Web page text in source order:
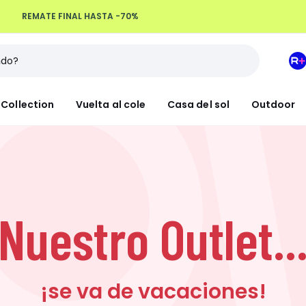
REMATE FINAL HASTA -70%
Devoluciones hasta 100 días
Collection Vuelta al cole Casa del sol Outdoor
Mi
Nuestro Outlet...
¡se va de vacaciones!